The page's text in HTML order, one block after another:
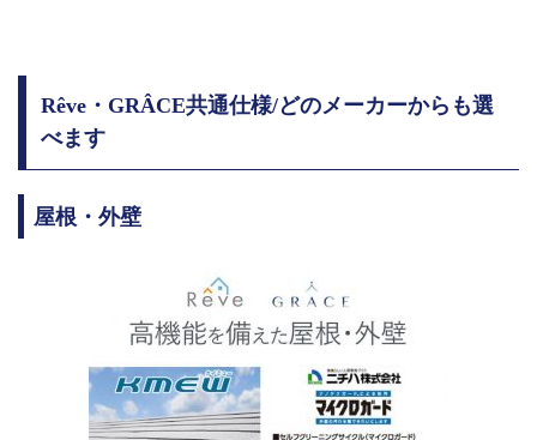
Rêve・GRÂCE共通仕様/どのメーカーからも選
べます
屋根・外壁